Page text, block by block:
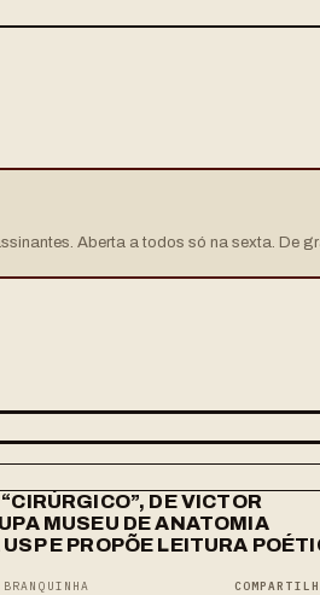
Aberta a todos só na sexta. De
DE VICTOR
MUSEU DE ANATOMIA
E PROPÕE LEITURA